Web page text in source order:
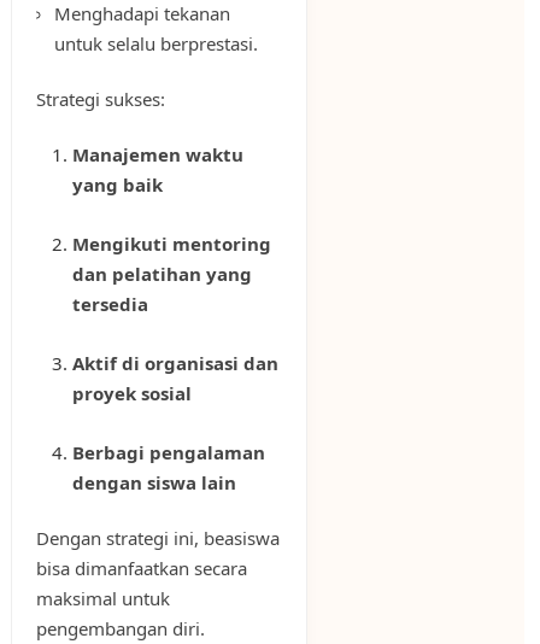
Menghadapi tekanan
untuk selalu berprestasi.
Strategi sukses:
Manajemen waktu
yang baik
Mengikuti mentoring
dan pelatihan yang
tersedia
Aktif di organisasi dan
proyek sosial
Berbagi pengalaman
dengan siswa lain
Dengan strategi ini, beasiswa
bisa dimanfaatkan secara
maksimal untuk
pengembangan diri.